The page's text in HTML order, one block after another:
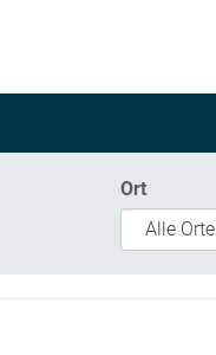
Ort
Alle Orte